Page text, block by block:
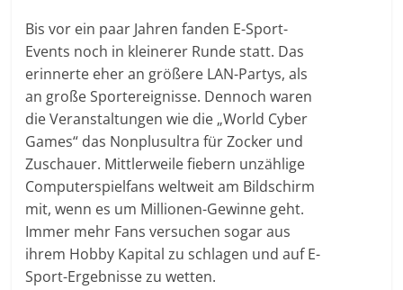
Bis vor ein paar Jahren fanden E-Sport-
Events noch in kleinerer Runde statt. Das
erinnerte eher an größere LAN-Partys, als
an große Sportereignisse. Dennoch waren
die Veranstaltungen wie die „World Cyber
Games“ das Nonplusultra für Zocker und
Zuschauer. Mittlerweile fiebern unzählige
Computerspielfans weltweit am Bildschirm
mit, wenn es um Millionen-Gewinne geht.
Immer mehr Fans versuchen sogar aus
ihrem Hobby Kapital zu schlagen und auf E-
Sport-Ergebnisse zu wetten.